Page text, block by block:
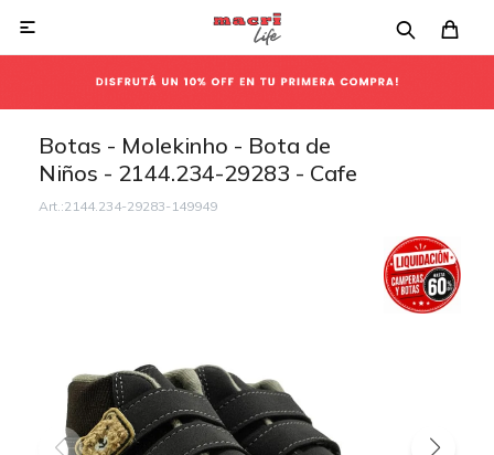

Botas - Molekinho - Bota de
Niños - 2144.234-29283 - Cafe
2144.234-29283-149949